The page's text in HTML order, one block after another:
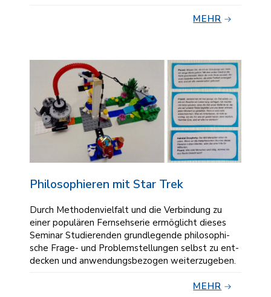
MEHR
Philosophieren mit Star Trek
Durch Methodenvielfalt und die Verbindung zu
einer populären Fernsehserie ermöglicht dieses
Seminar Studierenden grundlegende phi­lo­so­phi­
sche Frage- und Problemstellungen selbst zu ent­
deck­en und anwendungsbezogen wei­ter­zu­geben.
MEHR